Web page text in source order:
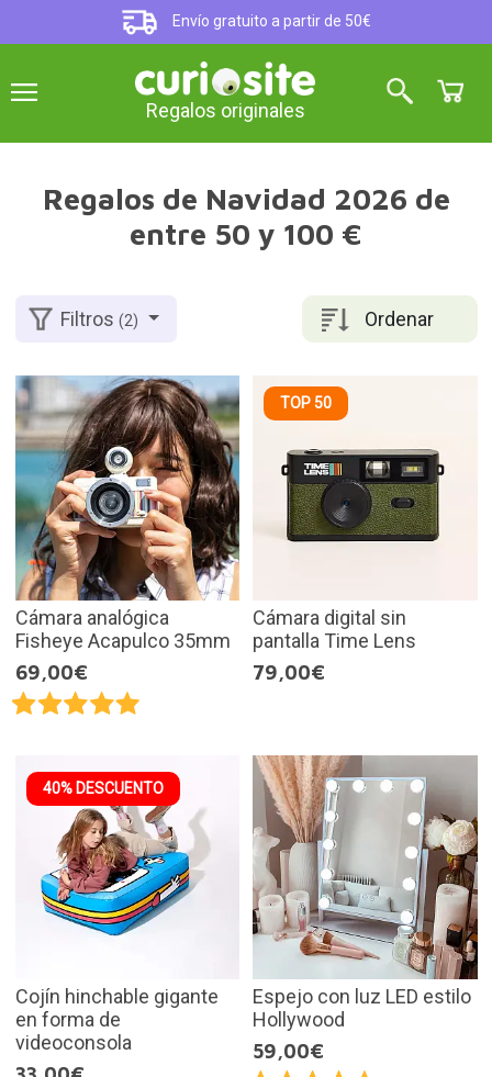
Envío gratuito a partir de 50€
Regalos originales
Regalos de Navidad 2026 de
entre 50 y 100 €
Ordenar
Filtros(2)
Cámara analógica
Fisheye Acapulco 35mm
69,00€
TOP 50
Cámara digital sin
pantalla Time Lens
79,00€
40% DESCUENTO
Cojín hinchable gigante
en forma de
videoconsola
Espejo con luz LED estilo
Hollywood
59,00€